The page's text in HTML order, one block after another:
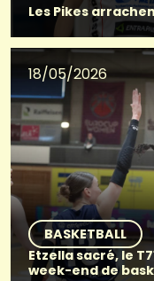
Les Pikes
18/05/2026
BASKETBALL
Etzella sacré, le
week-end de